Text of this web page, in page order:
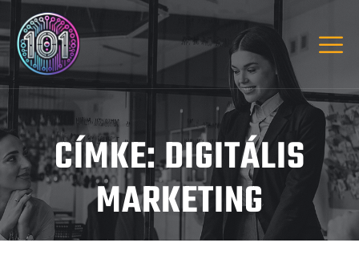
CÍMKE:DIGITÁLIS
MARKETING